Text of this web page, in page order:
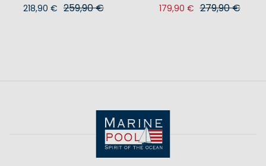
218,90 € 259,90 € 179,90 € 279,90 €